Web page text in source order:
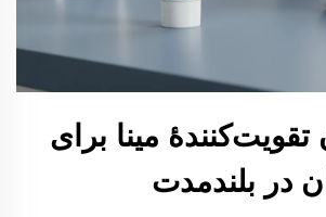
مینا برای
در بلندمدت